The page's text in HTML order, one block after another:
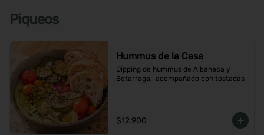
Piqueos
Hummus de la Casa
Dipping de hummus de Albahaca y
Betarraga,  acompañado con tostadas
$12.900